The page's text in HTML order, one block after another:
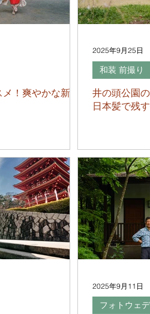
！爽やかな新緑
井の頭公園
日本髪で残
和装 前撮り
2025年9月25日
フォトウェ
2025年9月11日